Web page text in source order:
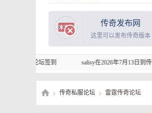
传奇发布网
这里可以发布传奇版本
salisy在2026年7月13日到传奇发布论坛签到
传奇私服论坛 雷霆传奇论坛